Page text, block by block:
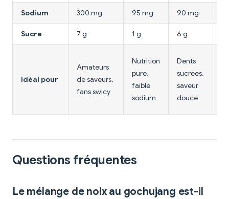
Sodium 300 mg 95 mg 90 mg
Sucre 7 g 1 g 6 g
Idéal pour
Amateurs
de saveurs,
fans swicy
Nutrition
pure,
faible
sodium
Dents
sucrées,
saveur
douce
Questions fréquentes
Le mélange de noix au gochujang est-il